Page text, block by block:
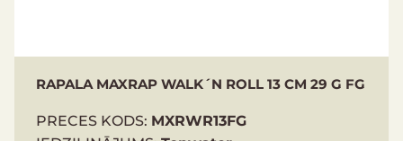
RAPALA MAXRAP WALK´N ROLL 13 CM 29 G FG
PRECES KODS: MXRWR13FG